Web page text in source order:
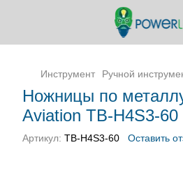
Инструмент Ручной
Ножницы по
Aviation TB-H4S3-
Артикул: TB-H4S3-60 Оставить